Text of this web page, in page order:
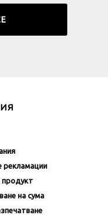
рекламации
продукт
на сума